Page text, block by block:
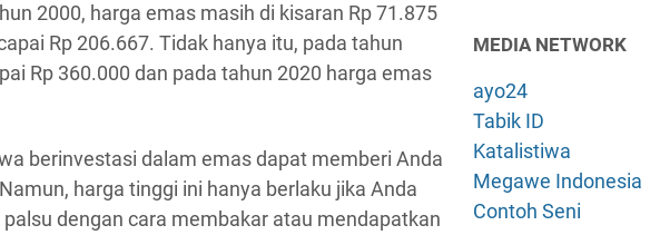
2000, harga emas masih di kisaran Rp 71.875
Rp 206.667. Tidak hanya itu, pada tahun
Rp 360.000 dan pada tahun 2020 harga emas
berinvestasi dalam emas dapat memberi Anda
harga tinggi ini hanya berlaku jika Anda
dengan cara membakar atau mendapatkan
MEDIA NETWORK
ayo24
Tabik ID
Katalistiwa
Megawe Indonesia
Contoh Seni